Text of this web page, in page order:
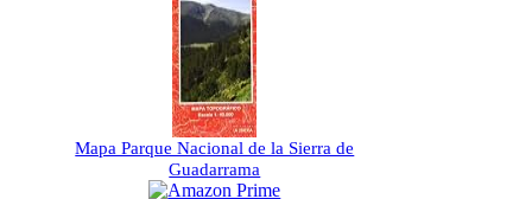
Mapa Parque Nacional de la Sierra de
Guadarrama